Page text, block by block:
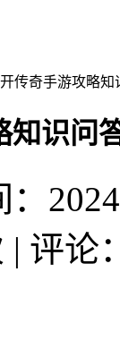
传奇手游攻略
识问
| 评论